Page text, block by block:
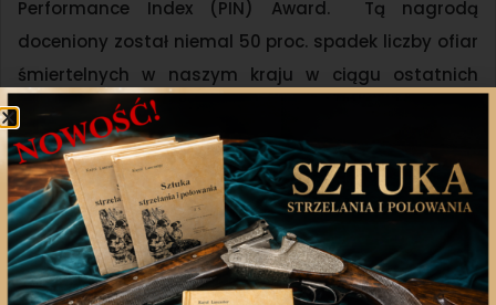
Performance Index (PIN) Award. Tą nagrodą
doceniony został niemal 50 proc. spadek liczby ofiar
śmiertelnych w naszym kraju w ciągu ostatnich
dziesięciu lat. Dziękujemy wszystkim myśliwym i
zarządom okręgowym, które włączają się w tą akcję
#Noga z gazu i przyczyniają do poprawy
bezpieczeństwa na polskich drogach!